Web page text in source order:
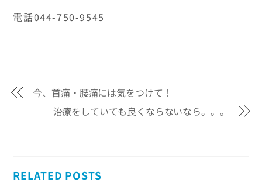
電話044-750-9545
今、首痛・腰痛には気をつけて！
治療をしていても良くならないなら。。。
RELATED POSTS